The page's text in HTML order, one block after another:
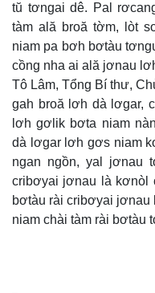
tŭ tơngai dê. Pal
tàm ală broă tờm, lòt
niam pa bơh bơtàu
cồng nha ai ală jơnau
Tô Lâm, Tổng Bí thư,
gah broă lơh dà lơgar,
lơh gơlik bơta niam
dà lơgar lơh gơs niam
ngan ngồn, yal jơnau
cribơyai jơnau là kơnòl
bơtàu rài cribơyai jơnau
niam chài tàm rài bơtàu